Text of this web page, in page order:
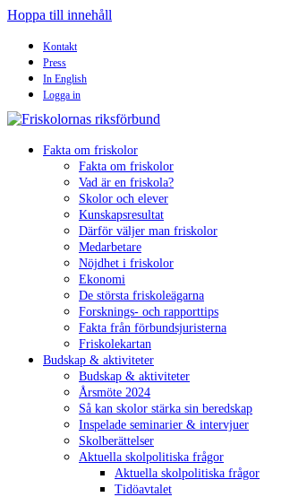
Hoppa till innehåll
Kontakt
Press
In English
Logga in
Fakta om friskolor
Fakta om friskolor
Vad är en friskola?
Skolor och elever
Kunskapsresultat
Därför väljer man friskolor
Medarbetare
Nöjdhet i friskolor
Ekonomi
De största friskoleägarna
Forsknings- och rapporttips
Fakta från förbundsjuristerna
Friskolekartan
Budskap & aktiviteter
Budskap & aktiviteter
Årsmöte 2024
Så kan skolor stärka sin beredskap
Inspelade seminarier & intervjuer
Skolberättelser
Aktuella skolpolitiska frågor
Aktuella skolpolitiska frågor
Tidöavtalet